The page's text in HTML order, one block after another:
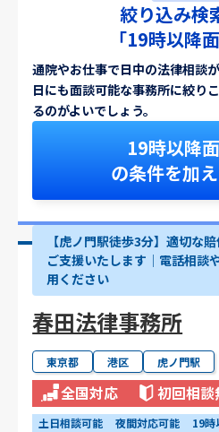
絞り込み検
「19時以降
通院やお仕事で日中の法律相談
日にも面談可能な事務所に絞り
るのがよいでしょう。
19時以降
の条件を加
【虎ノ門駅徒歩3分】適切な
ご支援いたします│電話相談
用ください
春田法律事務所
東京都 港区 虎ノ門駅
全国対応 初回相談
土日相談可能 夜間対応可能 19時